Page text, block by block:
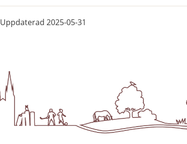
Uppdaterad 2025-05-31